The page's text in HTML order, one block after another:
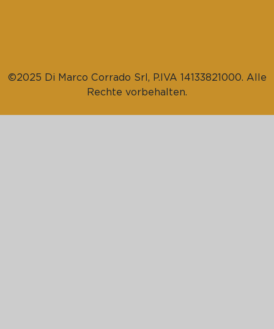
©2025 Di Marco Corrado Srl, P.IVA 14133821000. Alle
Rechte vorbehalten.